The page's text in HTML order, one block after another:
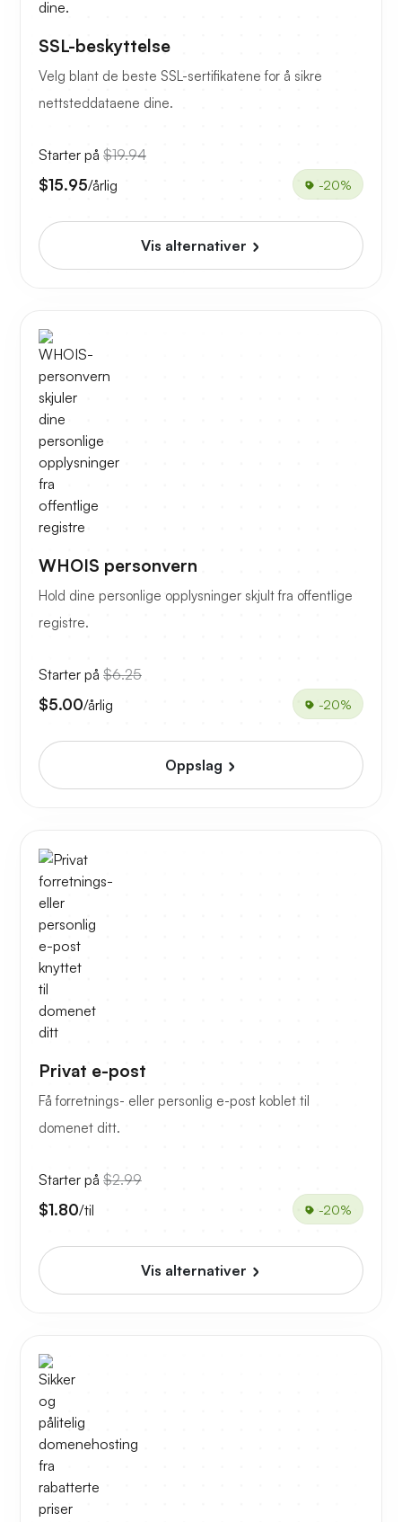
SSL-beskyttelse
Velg blant de beste SSL-sertifikatene for å sikre
nettsteddataene dine.
Starter på $19.94
$15.95/årlig -20%
Vis alternativer
WHOIS personvern
Hold dine personlige opplysninger skjult fra offentlige
registre.
Starter på $6.25
$5.00/årlig -20%
Oppslag
Privat e-post
Få forretnings- eller personlig e-post koblet til
domenet ditt.
Starter på $2.99
$1.80/til -20%
Vis alternativer